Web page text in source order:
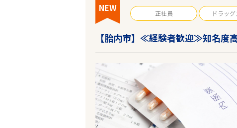
NEW 正社員 ドラッ
【胎内市】≪経験者歓迎≫知名度